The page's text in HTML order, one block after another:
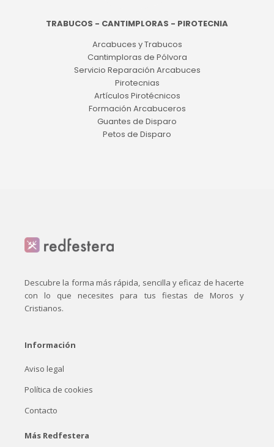
TRABUCOS - CANTIMPLORAS - PIROTECNIA
Arcabuces y Trabucos
Cantimploras de Pólvora
Servicio Reparación Arcabuces
Pirotecnias
Artículos Pirotécnicos
Formación Arcabuceros
Guantes de Disparo
Petos de Disparo
Descubre la forma más rápida, sencilla y eficaz de hacerte
con lo que necesites para tus fiestas de Moros y
Cristianos.
Información
Aviso legal
Política de cookies
Contacto
Más Redfestera